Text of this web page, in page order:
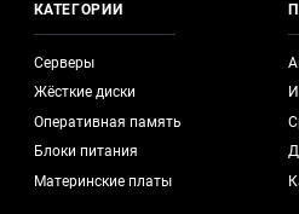
КАТЕГОРИИ
Серверы
Жёсткие диски
Оперативная память
Блоки питания
Материнские платы